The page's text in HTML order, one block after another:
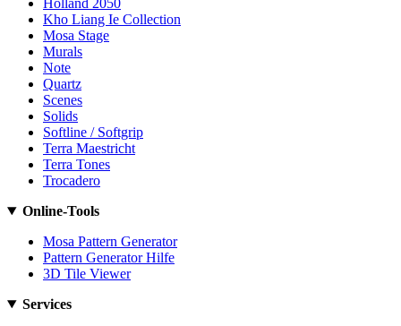
Holland 2050
Kho Liang Ie Collection
Mosa Stage
Murals
Note
Quartz
Scenes
Solids
Softline / Softgrip
Terra Maestricht
Terra Tones
Trocadero
Online-Tools
Mosa Pattern Generator
Pattern Generator Hilfe
3D Tile Viewer
Services